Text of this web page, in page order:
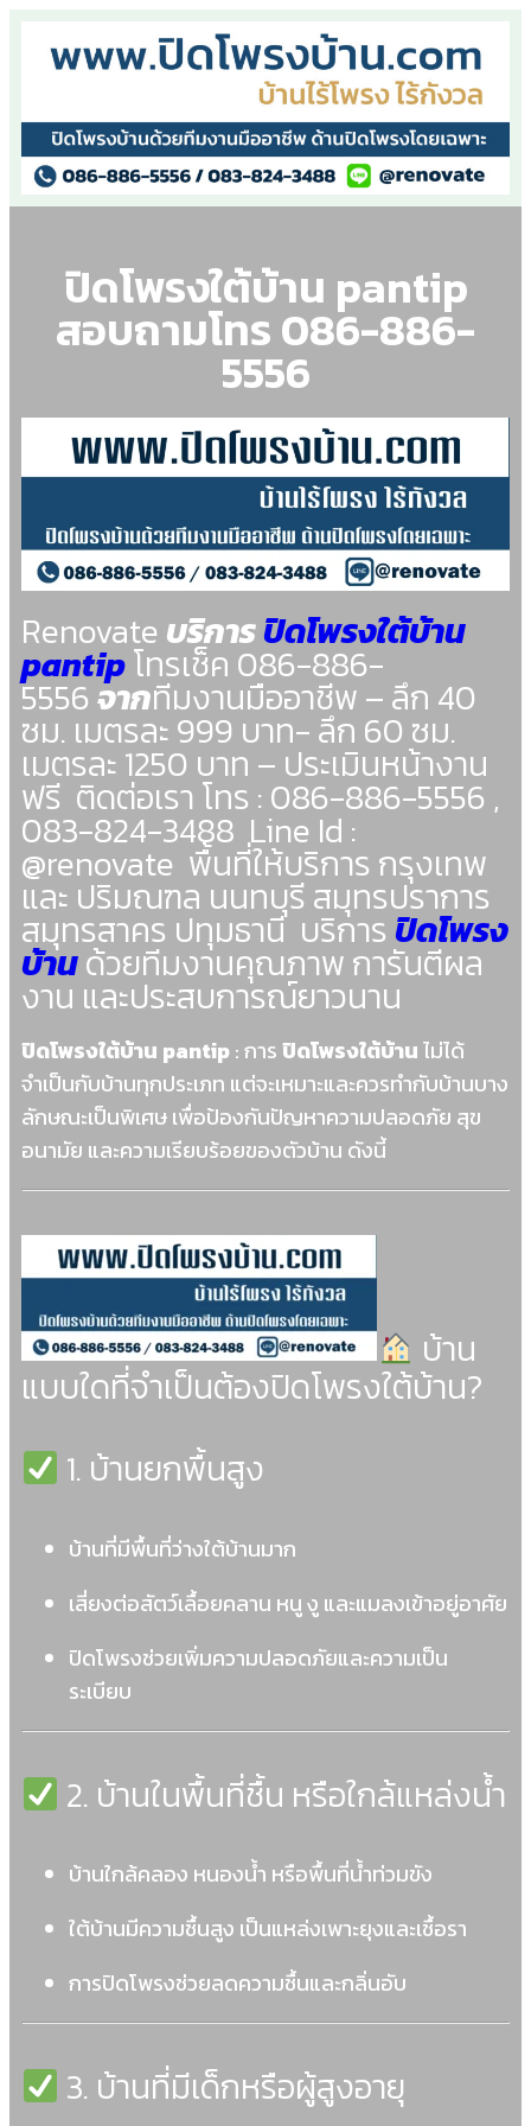
ปิดโพรงใต้บ้าน pantip
สอบถามโทร 086-886-
5556
Renovate บริการปิดโพรงใต้บ้าน
pantipโทรเช็ค 086-886-
5556จากทีมงานมืออาชีพ – ลึก 40
ซม. เมตรละ 999 บาท- ลึก 60 ซม.
เมตรละ 1250 บาท – ประเมินหน้างาน
ฟรี ติดต่อเรา โทร : 086-886-5556 ,
083-824-3488 Line Id :
@renovate พื้นที่ให้บริการ กรุงเทพ
และ ปริมณฑล นนทบุรี สมุทรปราการ
สมุทรสาคร ปทุมธานี บริการปิดโพรง
บ้านด้วยทีมงานคุณภาพ การันตีผล
งาน และประสบการณ์ยาวนาน
ปิดโพรงใต้บ้าน pantip: การปิดโพรงใต้บ้านไม่ได้
จำเป็นกับบ้านทุกประเภท แต่จะเหมาะและควรทำกับบ้านบาง
ลักษณะเป็นพิเศษ เพื่อป้องกันปัญหาความปลอดภัย สุข
อนามัย และความเรียบร้อยของตัวบ้าน ดังนี้
บ้าน
แบบใดที่จำเป็นต้องปิดโพรงใต้บ้าน?
1. บ้านยกพื้นสูง
บ้านที่มีพื้นที่ว่างใต้บ้านมาก
เสี่ยงต่อสัตว์เลื้อยคลาน หนู งู และแมลงเข้าอยู่อาศัย
ปิดโพรงช่วยเพิ่มความปลอดภัยและความเป็น
ระเบียบ
2. บ้านในพื้นที่ชื้น หรือใกล้แหล่งน้ำ
บ้านใกล้คลอง หนองน้ำ หรือพื้นที่น้ำท่วมขัง
ใต้บ้านมีความชื้นสูง เป็นแหล่งเพาะยุงและเชื้อรา
การปิดโพรงช่วยลดความชื้นและกลิ่นอับ
3. บ้านที่มีเด็กหรือผู้สูงอายุ